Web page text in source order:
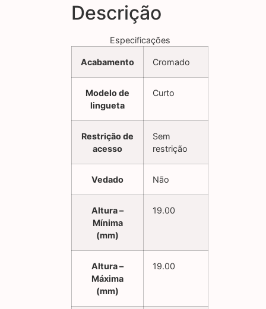
Descrição
Especificações
Acabamento Cromado
Modelo de
lingueta
Curto
Restrição de
acesso
Sem
restrição
Vedado Não
Altura –
Mínima
(mm)
19.00
Altura –
Máxima
(mm)
19.00